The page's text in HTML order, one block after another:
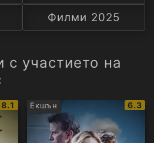
А
Филми 2025
с участието на
IMDb
рейтинг:
8.1 Екшън
IMDb
6.3